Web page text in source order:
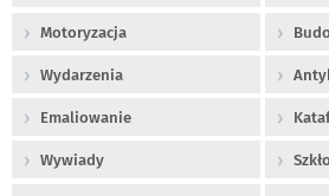
Motoryzacja
Wydarzenia
Emaliowanie
Wywiady Szkło